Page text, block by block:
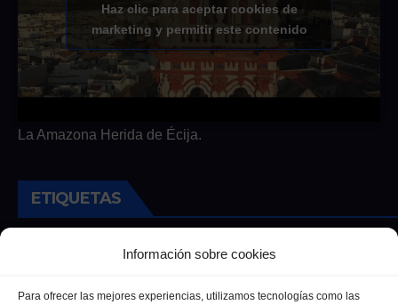
Información sobre cookies
Para ofrecer las mejores experiencias, utilizamos tecnologías como las
Haz clic para aceptar cookies de
marketing y permitir este contenido
La Amazona Herida de Écija.
ETIQUETAS
Andalucía Cultura Deportes